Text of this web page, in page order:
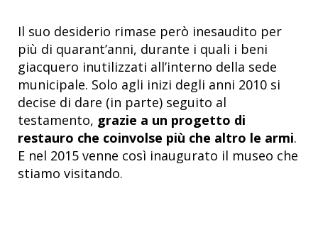
Il suo desiderio rimase però inesaudito per
più di quarant’anni, durante i quali i beni
giacquero inutilizzati all’interno della sede
municipale. Solo agli inizi degli anni 2010 si
decise di dare (in parte) seguito al
testamento, grazie a un progetto di
restauro che coinvolse più che altro le armi.
E nel 2015 venne così inaugurato il museo che
stiamo visitando.